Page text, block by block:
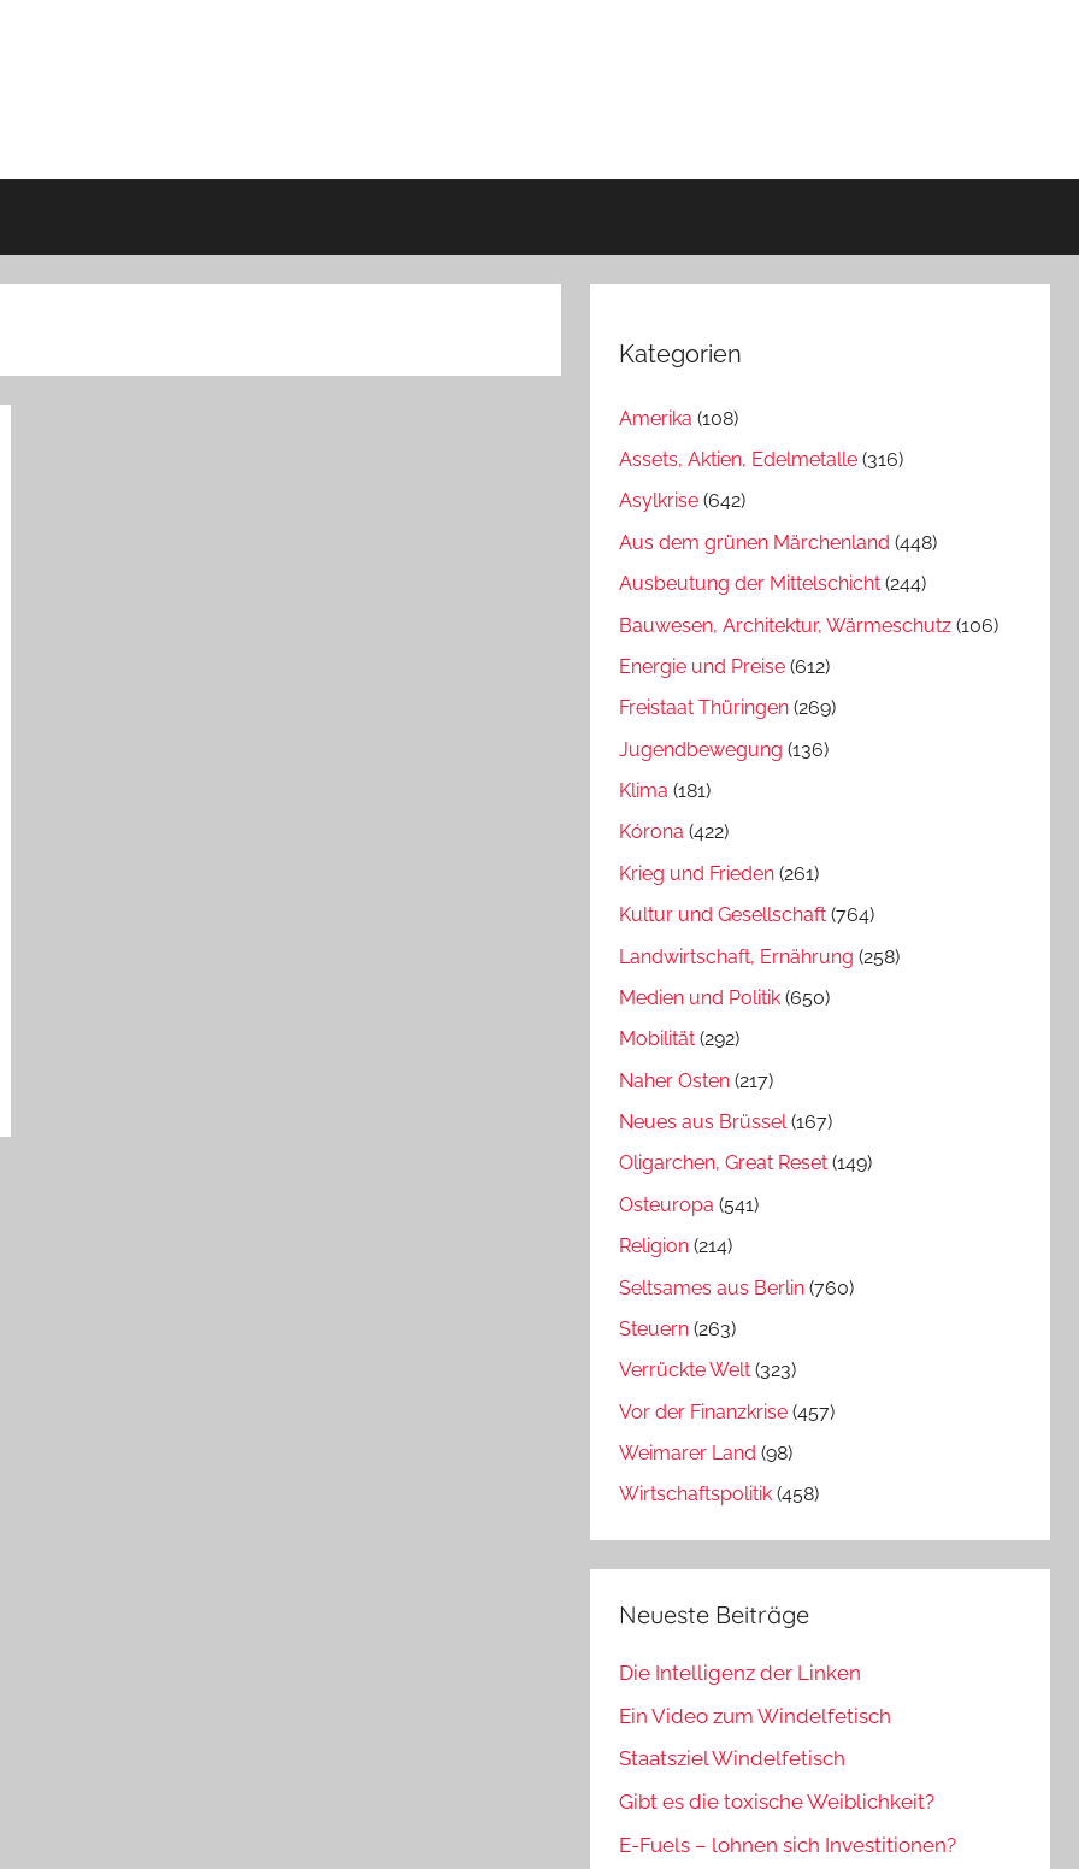
Kategorien
Amerika (108)
Assets, Aktien, Edelmetalle (316)
Asylkrise (642)
Aus dem grünen Märchenland (448)
Ausbeutung der Mittelschicht (244)
Bauwesen, Architektur, Wärmeschutz (106)
Energie und Preise (612)
Freistaat Thüringen (269)
Jugendbewegung (136)
Klima (181)
Kórona (422)
Krieg und Frieden (261)
Kultur und Gesellschaft (764)
Landwirtschaft, Ernährung (258)
Medien und Politik (650)
Mobilität (292)
Naher Osten (217)
Neues aus Brüssel(167)
Oligarchen, Great Reset (149)
Osteuropa (541)
Religion (214)
Seltsames aus Berlin (760)
Steuern (263)
Verrückte Welt (323)
Vor der Finanzkrise (457)
Weimarer Land (98)
Wirtschaftspolitik (458)
Neueste Beiträge
Die Intelligenz der Linken
Ein Video zum Windelfetisch
Staatsziel Windelfetisch
Gibt es die toxische Weiblichkeit?
E-Fuels – lohnen sich Investitionen?